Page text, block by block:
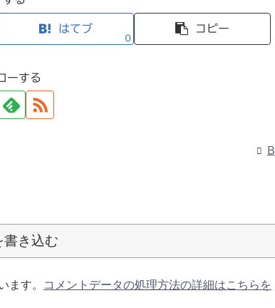
はてブ
0
コピー
ーする
B
書き込む
ます。
コメントデータの処理方法の詳細はこちらを